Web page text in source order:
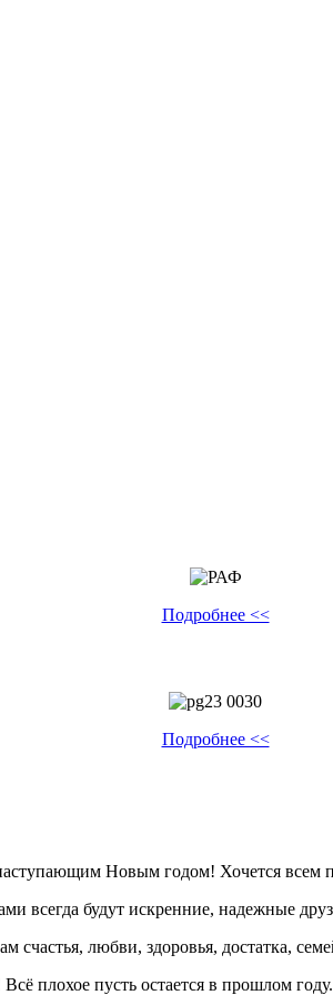
Подробнее <<
Подробнее <<
Новым годом! Хочется всем
всегда будут искренние, надежные
любви, здоровья, достатка,
плохое пусть остается в прошлом